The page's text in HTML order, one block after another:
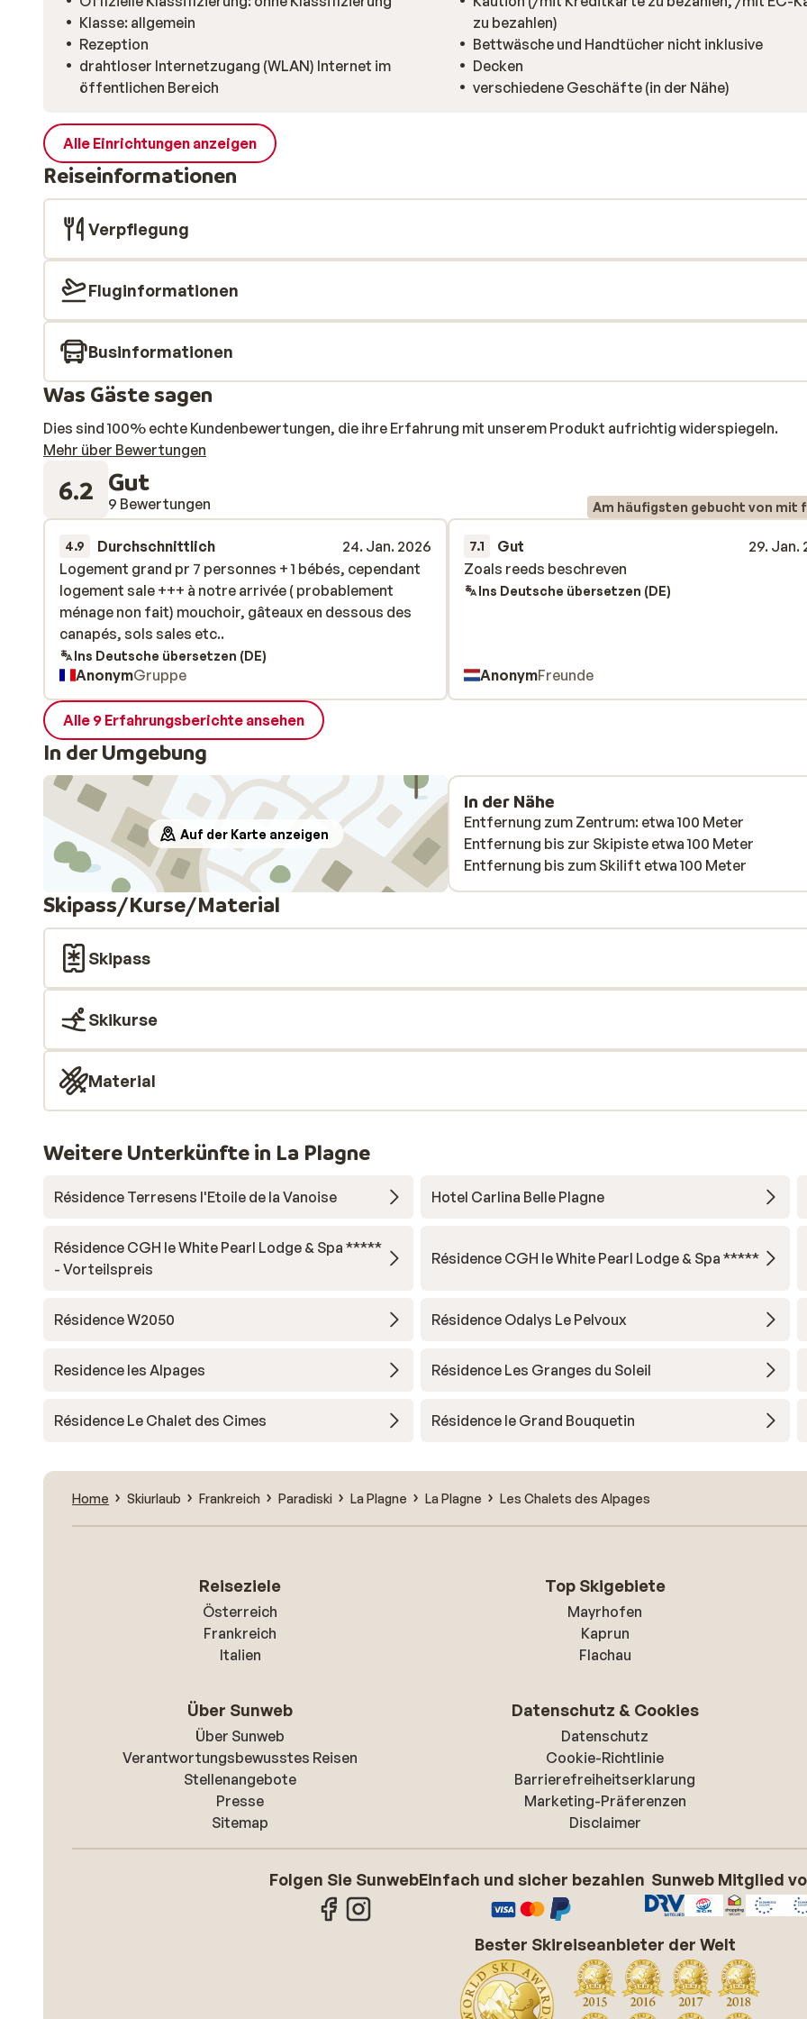
Klasse: allgemein
Rezeption
drahtloser Internetzugang (WLAN) Internet im
öffentlichen Bereich
zu bezahlen)
Bettwäsche und Handtücher nicht inklusive
Decken
verschiedene Geschäfte (in der Nähe)
Alle Einrichtungen anzeigen
Reiseinformationen
Verpflegung
Fluginformationen
Businformationen
Was Gäste sagen
Dies sind 100% echte Kundenbewertungen, die ihre Erfahrung mit unserem Produkt aufrichtig widerspiegeln.
Mehr über Bewertungen
6.2 Gut
9 Bewertungen Am häufigsten gebucht von mit
4.9 Durchschnittlich
24. Jan. 2026
Logement grand pr 7 personnes + 1 bébés, cependant
logement sale +++ à notre arrivée ( probablement
ménage non fait) mouchoir, gâteaux en dessous des
canapés, sols sales etc..
Logement grand pr 7 personnes + 1 bébés, cependant
logement sale +++ à notre arrivée ( probablement
ménage non fait) mouchoir, gâteaux en dessous des
canapés, sols sales etc..
Ins Deutsche übersetzen (DE)
AnonymGruppe
7.1 Gut
29. Jan.
Zoals reeds beschreven
Zoals reeds beschreven
Ins Deutsche übersetzen (DE)
AnonymFreunde
Alle 9 Erfahrungsberichte ansehen
In der Umgebung
Auf der Karte anzeigen
In der Nähe
Entfernung zum Zentrum: etwa 100 Meter
Entfernung bis zur Skipiste etwa 100 Meter
Entfernung bis zum Skilift etwa 100 Meter
Skipass/Kurse/Material
Skipass
Skikurse
Material
Weitere Unterkünfte in La Plagne
Résidence Terresens l'Etoile de la Vanoise Hotel Carlina Belle Plagne
Résidence CGH le White Pearl Lodge & Spa *****
- Vorteilspreis
Résidence CGH le White Pearl Lodge & Spa *****
Résidence W2050 Résidence Odalys Le Pelvoux
Residence les Alpages Résidence Les Granges du Soleil
Résidence Le Chalet des Cimes Résidence le Grand Bouquetin
Home Skiurlaub Frankreich Paradiski La Plagne La Plagne Les Chalets des Alpages
Reiseziele
Österreich
Frankreich
Italien
Top Skigebiete
Mayrhofen
Kaprun
Flachau
Über Sunweb
Über Sunweb
Verantwortungsbewusstes Reisen
Stellenangebote
Presse
Sitemap
Datenschutz & Cookies
Datenschutz
Cookie-Richtlinie
Barrierefreiheitserklarung
Marketing-Präferenzen
Disclaimer
Folgen Sie SunwebEinfach und sicher bezahlen Sunweb Mitglied
Bester Skireiseanbieter der Welt